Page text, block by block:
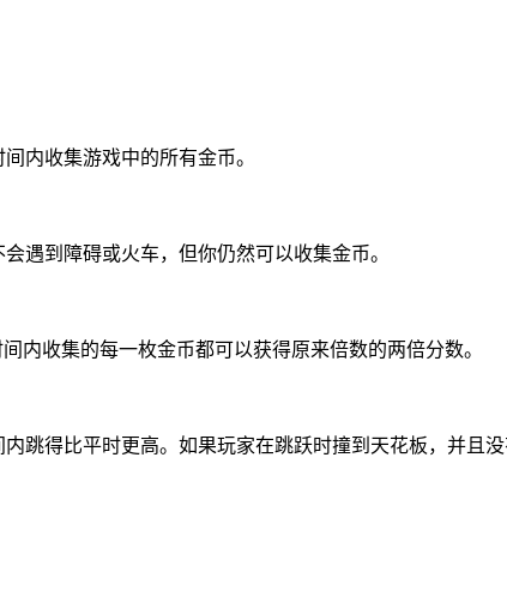
内收集游戏中的所有金币。
遇到障碍或火车，但你仍然可以收集金币。
内收集的每一枚金币都可以获得原来倍数的两倍分数。
跳得比平时更高。如果玩家在跳跃时撞到天花板，并且没